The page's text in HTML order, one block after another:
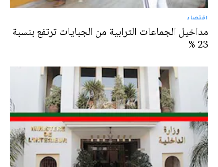
اقتصاد
مداخيل الجماعات الترابية من الجبايات ترتفع بنسبة
23 %